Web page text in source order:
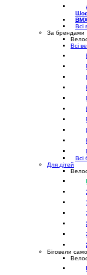
Всі
За брендами
Всі
Всі
Для дітей
Біговели